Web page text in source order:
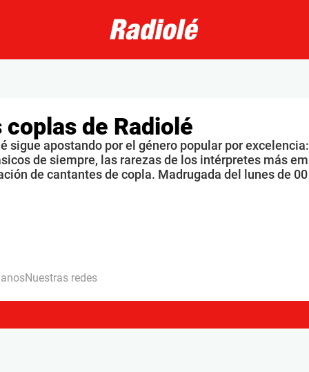
coplas de Radiolé
sigue apostando por el género popular por
de siempre, las rarezas de los intérpretes más
de cantantes de copla. Madrugada del lunes de
Nuestras redes